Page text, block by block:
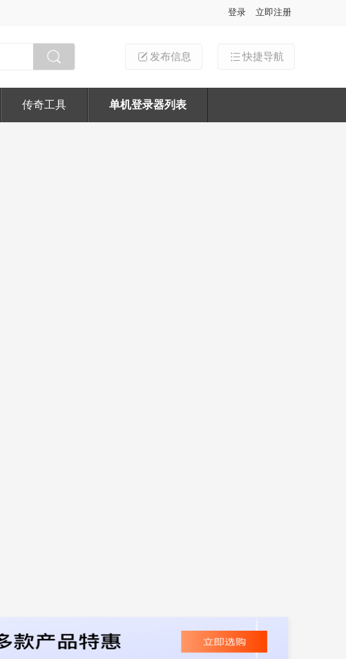
登录 立即注册
快捷导航
发布信息
传奇工具 单机登录器列表